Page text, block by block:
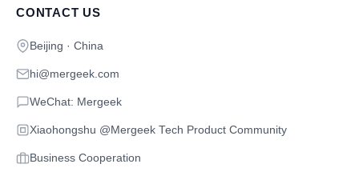
CONTACT US
Beijing · China
hi@mergeek.com
WeChat: Mergeek
Xiaohongshu @Mergeek Tech Product Community
Business Cooperation